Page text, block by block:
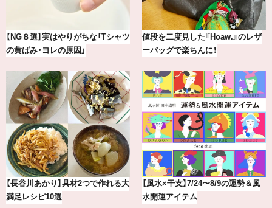
最新版！東京都内のおしゃれな朝活
カフェ＆モーニング9選
冷凍宅配食【nosh-ナッシュ】で叶
える、がんばる私の「がん…
【2026年8月】鏡リュウジの12星座
別占い
【BAILA×OMO】ウオズミアミ描き
下ろし！金沢の旅リスト